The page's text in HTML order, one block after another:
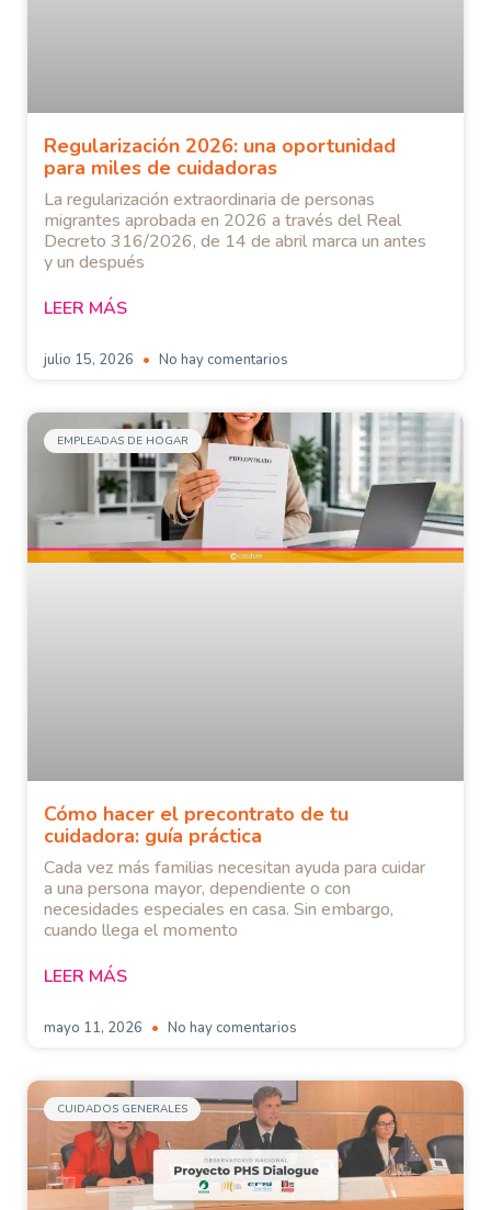
Regularización 2026: una oportunidad
para miles de cuidadoras
La regularización extraordinaria de personas
migrantes aprobada en 2026 a través del Real
Decreto 316/2026, de 14 de abril marca un antes
y un después
LEER MÁS
julio 15, 2026 No hay comentarios
EMPLEADAS DE HOGAR
Cómo hacer el precontrato de tu
cuidadora: guía práctica
Cada vez más familias necesitan ayuda para cuidar
a una persona mayor, dependiente o con
necesidades especiales en casa. Sin embargo,
cuando llega el momento
LEER MÁS
mayo 11, 2026 No hay comentarios
CUIDADOS GENERALES